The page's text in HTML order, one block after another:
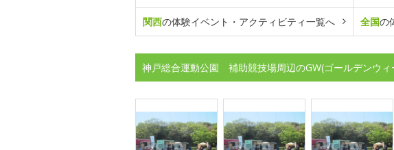
関西の体験イベント・アクティビティ一覧へ 全国の
神戸総合運動公園 補助競技場周辺のGW(ゴールデンウィ